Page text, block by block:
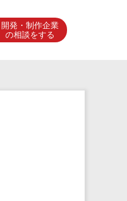
開発・制作企業
の相談をする